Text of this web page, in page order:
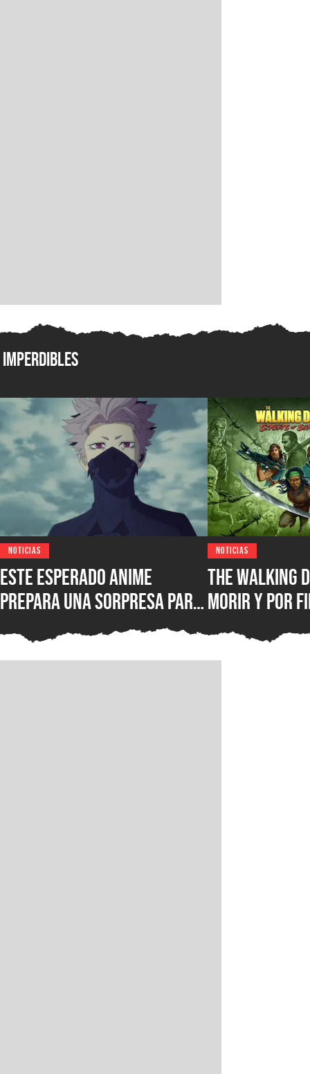
Imperdibles
NOTICIAS
Este esperado anime
prepara una sorpresa para
septiembre y los fans de
Kaiju No. 8 querrán verla
NOTICIAS
The Walking
morir y por
conocer la
lanzamiento